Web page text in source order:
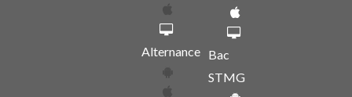
Alternance Bac
STMG